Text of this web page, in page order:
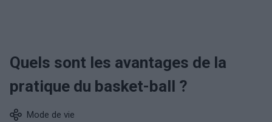
Quels sont les avantages de la
pratique du basket-ball ?
Mode de vie